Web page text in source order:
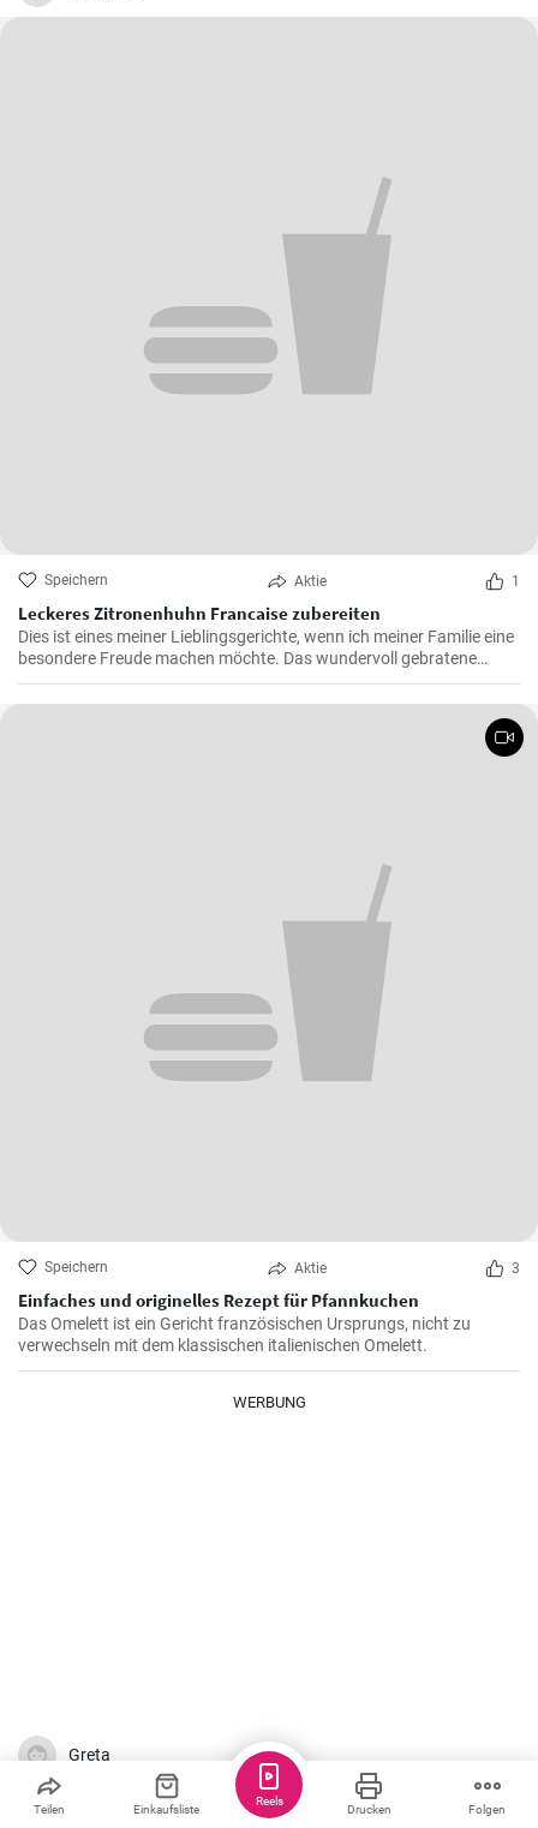
Speichern Aktie 1
Leckeres Zitronenhuhn Francaise zubereiten
Dies ist eines meiner Lieblingsgerichte, wenn ich meiner Familie eine
besondere Freude machen möchte. Das wundervoll gebratene
Hähnchen, mariniert in cremigem Eierteig und überzogen mit einer
zitronigen Sauce, ist immer wieder beeindruckend. Glauben Sie mir,
wenn Sie dieses schmackhafte Chicken Francaise einmal probiert
haben, werden Sie es in Ihre Liste der Lieblingsrezepte aufnehmen.
Speichern Aktie 3
Einfaches und originelles Rezept für Pfannkuchen
Das Omelett ist ein Gericht französischen Ursprungs, nicht zu
verwechseln mit dem klassischen italienischen Omelett.
WERBUNG
Greta
Teilen Einkaufsliste Drucken Folgen
Reels